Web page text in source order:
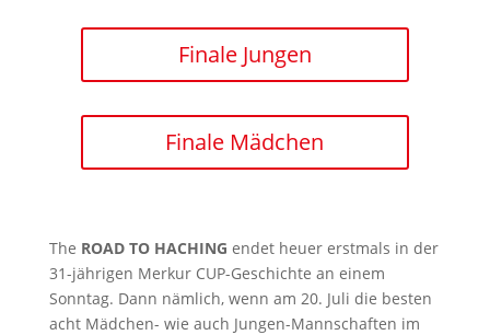
Finale Jungen
Finale Mädchen
The ROAD TO HACHING endet heuer erstmals in der
31-jährigen Merkur CUP-Geschichte an einem
Sonntag. Dann nämlich, wenn am 20. Juli die besten
acht Mädchen- wie auch Jungen-Mannschaften im